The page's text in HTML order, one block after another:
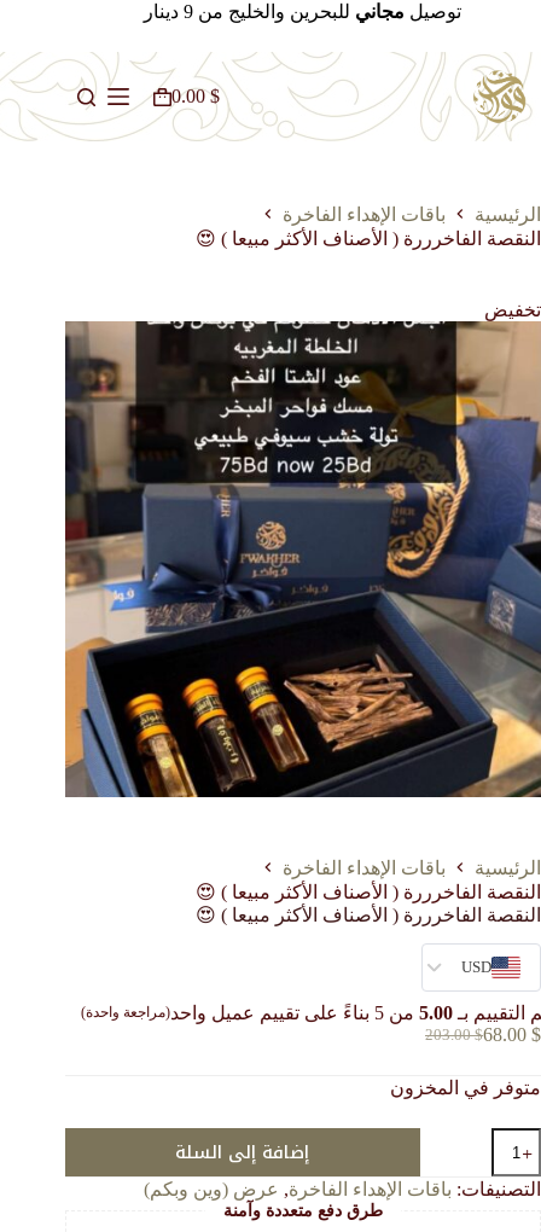
المحتوى
توصيل مجاني للبحرين والخليج من 9 دينار
عربة
التسوق
0.00$
الرئيسية
باقات الإهداء الفاخرة
النقصة الفاخرررة ( الأصناف الأكثر مبيعا ) 😍
تخفيض
الرئيسية
باقات الإهداء الفاخرة
النقصة الفاخرررة ( الأصناف الأكثر مبيعا ) 😍
النقصة الفاخرررة ( الأصناف الأكثر مبيعا ) 😍
USD
التقييم بـ 5.00من 5 بناءً على تقييم عميل واحد
(مراجعة واحدة)
203.00$
السعر
هو:
68.00 $
السعر
هو:
متوفر في المخزون
النقصة
الفاخرررة
(
إضافة إلى السلة
التصنيفات: باقات الإهداء الفاخرة, عرض (وين وبكم)
طرق دفع متعددة وآمنة